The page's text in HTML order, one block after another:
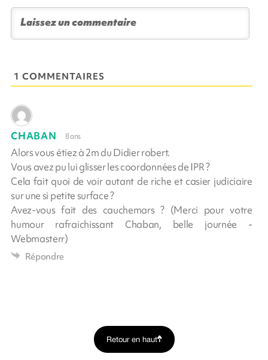
1 COMMENTAIRES
CHABAN 8 ans
Alors vous étiez à 2m du Didier robert.
Vous avez pu lui glisser les coordonnées de IPR ?
Cela fait quoi de voir autant de riche et casier judiciaire
sur une si petite surface ?
Avez-vous fait des cauchemars ? (Merci pour votre
humour rafraichissant Chaban, belle journée -
Webmasterr)
Répondre
Retour en haut